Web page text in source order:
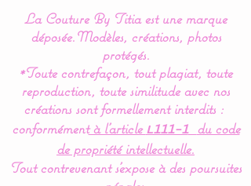
Le protège carnet de Santé
se ferme à l'aide de
nouettes en ruban satiné
ou de pressions : options à
choisir.
Personnalisable au
La Couture By Titia est une marque
déposée.Modèles, créations, photos
protégés.
*Toute contrefaçon, tout plagiat, toute
reproduction, toute similitude avec nos
créations sont formellement interdits :
conformémentà l’article L111-1
du code
de propriété intellectuelle.
Tout contrevenant s'expose à des poursuites